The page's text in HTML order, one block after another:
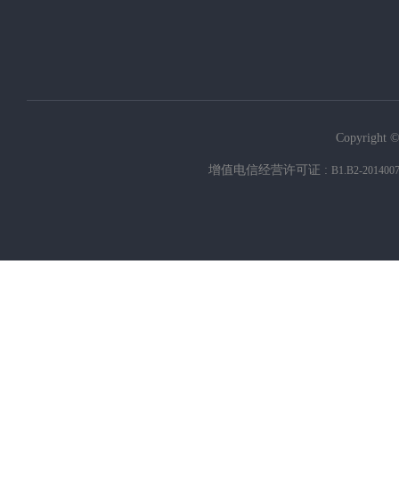
Copyright
增值电信经营许可证 : B1.B2-